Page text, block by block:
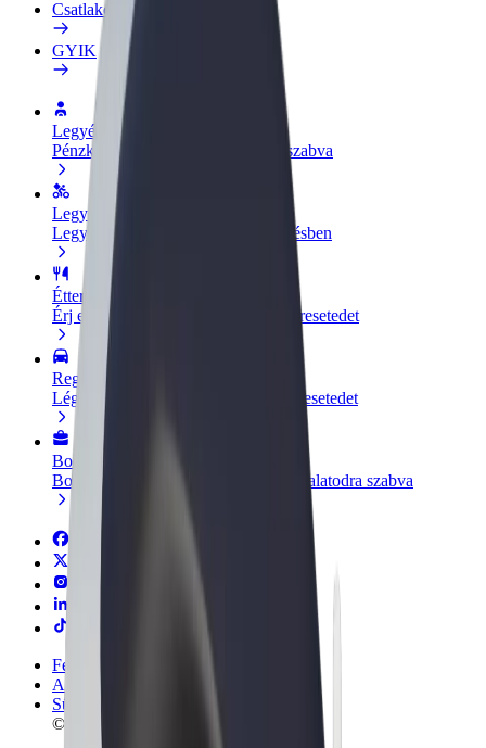
Csatlakozás
GYIK
Legyél sofőr
Pénzkereseti lehetőség igényeidre szabva
Legyél futár
Legyél futár és részesülj heti kifizetésben
Étterem vagy üzlet hozzáadása
Érj el több felhasználót és növeld keresetedet
Regisztrálj flottatulajdonosként
Légy Bolt flottapartner és növeld keresetedet
Bolt for Business
Bolt termékek és szolgáltatások a vállalatodra szabva
Felhasználási feltételek
Adatvédelem
Sütik
© 2026 Bolt Technology OÜ